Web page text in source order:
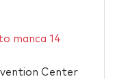
manca 14
Center